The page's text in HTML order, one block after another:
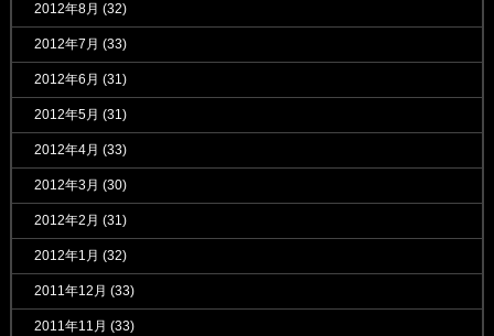
2012年8月 (32)
2012年7月 (33)
2012年6月 (31)
2012年5月 (31)
2012年4月 (33)
2012年3月 (30)
2012年2月 (31)
2012年1月 (32)
2011年12月 (33)
2011年11月 (33)